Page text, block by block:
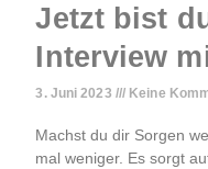
Jetzt bist
Interview
3. Juni 2023 Keine
Machst du dir Sorgen
mal weniger. Es sorgt